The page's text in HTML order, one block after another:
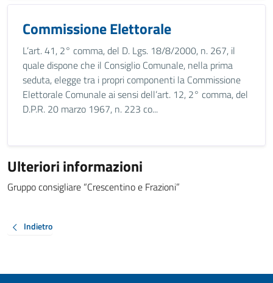
Commissione Elettorale
L’art. 41, 2° comma, del D. Lgs. 18/8/2000, n. 267, il
quale dispone che il Consiglio Comunale, nella prima
seduta, elegge tra i propri componenti la Commissione
Elettorale Comunale ai sensi dell’art. 12, 2° comma, del
D.P.R. 20 marzo 1967, n. 223 co...
Ulteriori informazioni
Gruppo consigliare “Crescentino e Frazioni”
Indietro